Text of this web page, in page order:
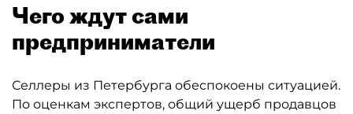
Чего ждут сами
предприниматели
Селлеры из Петербурга обеспокоены ситуацией.
По оценкам экспертов, общий ущерб продавцов